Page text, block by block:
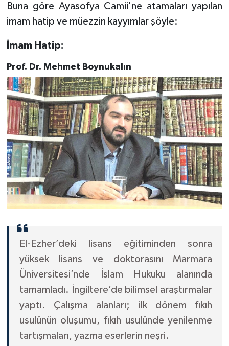
Buna göre Ayasofya Camii'ne atamaları yapılan
imam hatip ve müezzin kayyımlar şöyle:
İmam Hatip:
Prof. Dr. Mehmet Boynukalın
El-Ezher’deki lisans eğitiminden sonra
yüksek lisans ve doktorasını Marmara
Üniversitesi’nde İslam Hukuku alanında
tamamladı. İngiltere’de bilimsel araştırmalar
yaptı. Çalışma alanları; ilk dönem fıkıh
usulünün oluşumu, fıkıh usulünde yenilenme
tartışmaları, yazma eserlerin neşri.
Bursa Müftülüğü
Çanakkale Müftülüğü
Çankırı Müftülüğü
Çorum Müftülüğü
Denizli Müftülüğü
Diyarbakır Müftülüğü
Düzce Müftülüğü
Edirne Müftülüğü
Elazığ Müftülüğü
Erzincan Müftülüğü
Erzurum Müftülüğü
Eskişehir Müftülüğü
Gaziantep Müftülüğü
Duyurular
Podcast
Biyografiler
Diyanet TV
İhtida Haberleri
YAŞAM